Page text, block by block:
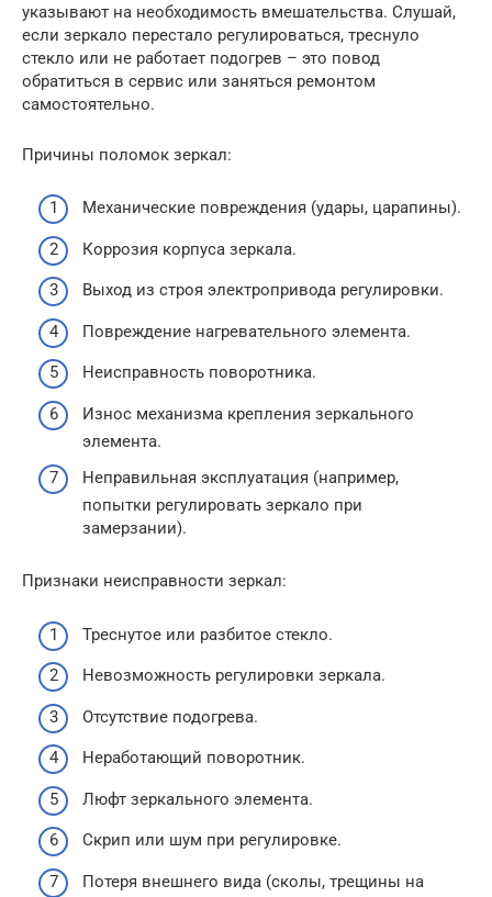
указывают на необходимость вмешательства. Слушай,
если зеркало перестало регулироваться, треснуло
стекло или не работает подогрев – это повод
обратиться в сервис или заняться ремонтом
самостоятельно.
Причины поломок зеркал:
Механические повреждения (удары, царапины).
Коррозия корпуса зеркала.
Выход из строя электропривода регулировки.
Повреждение нагревательного элемента.
Неисправность поворотника.
Износ механизма крепления зеркального
элемента.
Неправильная эксплуатация (например,
попытки регулировать зеркало при
замерзании).
Признаки неисправности зеркал:
Треснутое или разбитое стекло.
Невозможность регулировки зеркала.
Отсутствие подогрева.
Неработающий поворотник.
Люфт зеркального элемента.
Скрип или шум при регулировке.
Потеря внешнего вида (сколы, трещины на